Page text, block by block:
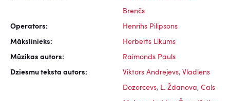
Brenčs
Operators: Henrihs Pilipsons
Mākslinieks: Herberts Līkums
Mūzikas autors: Raimonds Pauls
Dziesmu teksta autors: Viktors Andrejevs, Vladlens
Dozorcevs, L. Ždanova, Cals